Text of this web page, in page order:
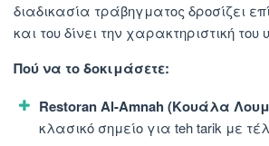
διαδικασία τράβηγματος δροσίζει
και του δίνει την χαρακτηριστική του
Πού να το δοκιμάσετε:
Restoran Al-Amnah (Κουάλα
κλασικό σημείο για teh tarik με